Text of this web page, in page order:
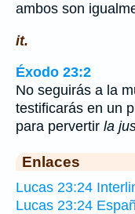
ambos son
it.
Éxodo 23:2
No seguirás a la
testificarás en un
para pervertir la
Enlaces
Lucas 23:24
Lucas 23:24